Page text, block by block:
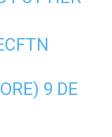
9 DE